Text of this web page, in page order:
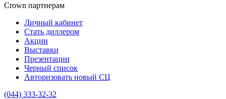
Crown партнерам
Личный кабинет
Стать диллером
Акции
Выставки
Презентации
Черный список
Авторизовать новый СЦ
(044) 333-32-32